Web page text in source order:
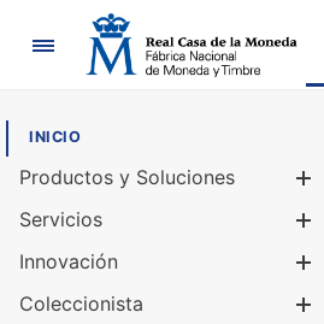
Navegación
INICIO
Productos y Soluciones
Servicios
Innovación
Coleccionista